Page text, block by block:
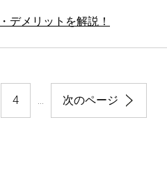
デメリットを解説！
4 … 次のページ